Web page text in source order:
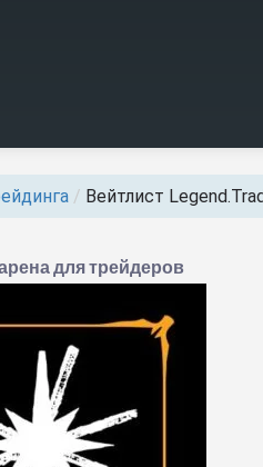
/ Вейтлист
для трейдеров